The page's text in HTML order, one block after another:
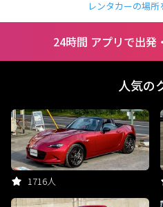
レンタカーの場
24時間 アプリで出発
人気の
1716人